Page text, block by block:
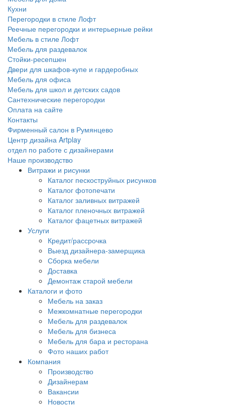
Кухни
Перегородки в стиле Лофт
Реечные перегородки и интерьерные рейки
Мебель в стиле Лофт
Мебель для раздевалок
Стойки-ресепшен
Двери для шкафов-купе и гардеробных
Мебель для офиса
Мебель для школ и детских садов
Сантехнические перегородки
Оплата на сайте
Контакты
Фирменный салон в Румянцево
Центр дизайна Artplay
отдел по работе с дизайнерами
Наше производство
Витражи и рисунки
Каталог пескоструйных рисунков
Каталог фотопечати
Каталог заливных витражей
Каталог пленочных витражей
Каталог фацетных витражей
Услуги
Кредит/рассрочка
Выезд дизайнера-замерщика
Сборка мебели
Доставка
Демонтаж старой мебели
Каталоги и фото
Мебель на заказ
Межкомнатные перегородки
Мебель для раздевалок
Мебель для бизнеса
Мебель для бара и ресторана
Фото наших работ
Компания
Производство
Дизайнерам
Вакансии
Новости